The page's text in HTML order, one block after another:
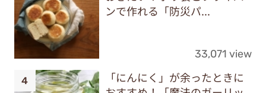
ンで作れる「防災パ...
33,071 view
「にんにく」が余ったときに